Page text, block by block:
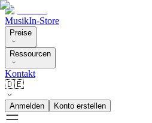
MusikIn-Store
Preise
Ressourcen
Kontakt
🇩🇪
Anmelden Konto erstellen